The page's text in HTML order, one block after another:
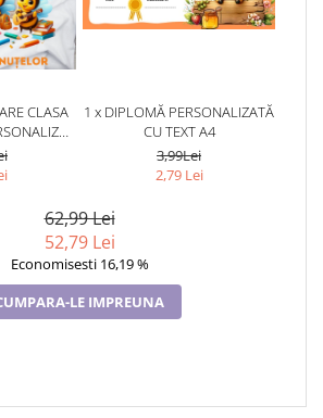
CLASA
DE
1 x DIPLOMĂ PERSONALIZATĂ
CU TEXT A4
3,99Lei
2,79 Lei
62,99 Lei
52,79 Lei
Economisesti 16,19 %
LE IMPREUNA